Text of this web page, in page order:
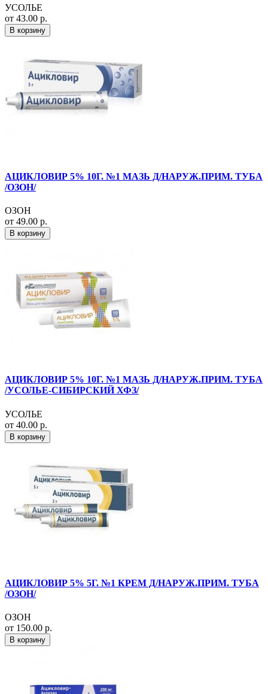
УСОЛЬЕ
от 43.00 р.
В корзину
АЦИКЛОВИР 5% 10Г. №1 МАЗЬ Д/НАРУЖ.ПРИМ. ТУБА
/ОЗОН/
ОЗОН
от 49.00 р.
В корзину
АЦИКЛОВИР 5% 10Г. №1 МАЗЬ Д/НАРУЖ.ПРИМ. ТУБА
/УСОЛЬЕ-СИБИРСКИЙ ХФЗ/
УСОЛЬЕ
от 40.00 р.
В корзину
АЦИКЛОВИР 5% 5Г. №1 КРЕМ Д/НАРУЖ.ПРИМ. ТУБА
/ОЗОН/
ОЗОН
от 150.00 р.
В корзину